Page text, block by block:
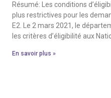
Résumé: Les conditions
plus restrictives pour les
E2. Le 2 mars 2021, le
les critères d’éligibilité aux
En savoir plus »